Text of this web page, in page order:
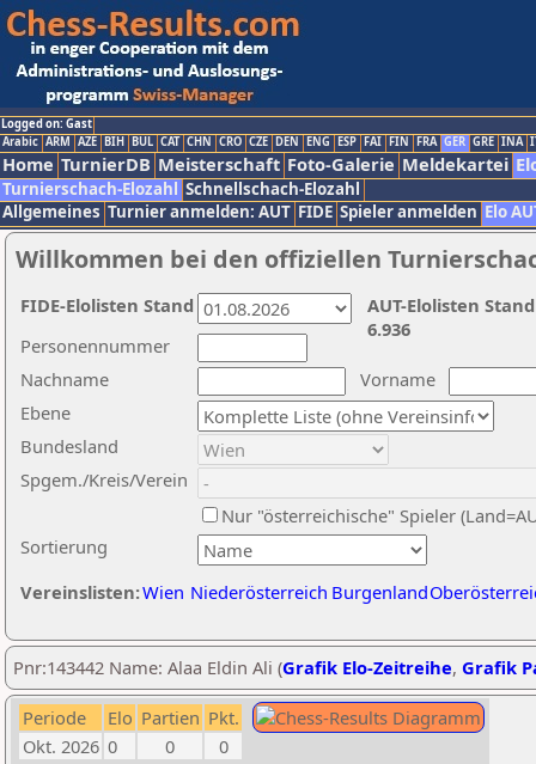
Logged on: Gast
Arabic ARM AZE BIH BUL CAT CHN CRO CZE DEN ENG ESP FAI FIN FRA GER GRE INA
Home TurnierDB Meisterschaft Foto-Galerie Meldekartei
Turnierschach-Elozahl Schnellschach-Elozahl
Allgemeines Turnier anmelden: AUT FIDE Spieler anmelden Elo
Willkommen bei den offiziellen
Nachname
Vorname
Ebene
Sortierung
Personennummer
Bundesland
Spgem./Kreis/Verein
Nur "österreichische" Spieler
Vereinslisten:Wien Niederösterreich Burgenland
AUT-Elolisten
6.936
FIDE-Elolisten Stand
Pnr:143442 Name: Alaa Eldin Ali (Grafik Elo-Zeitreihe, Grafik
Periode Elo Partien Pkt.
Okt. 2026 0 0
0